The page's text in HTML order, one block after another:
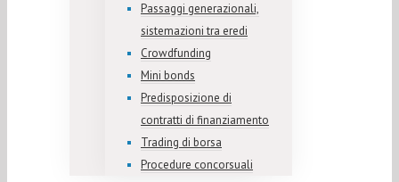
Passaggi generazionali,
sistemazioni tra eredi
Crowdfunding
Mini bonds
Predisposizione di
contratti di finanziamento
Trading di borsa
Procedure concorsuali